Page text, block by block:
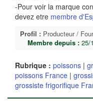
-Pour voir la marque
devez etre membre
Profil : Producteur /
Membre depuis : 25/
Rubrique : poissons |
poissons France |
grossiste frigorifique